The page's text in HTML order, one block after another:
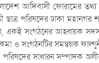
আদিবাসী ফোরামের
ছাত্র পরিষদের ঢাকা
একই সংগঠনের আহ্বায়ক
ও সংগঠনটির সমন্বয়ক
পরিষদের সাধারন সম্পাদক